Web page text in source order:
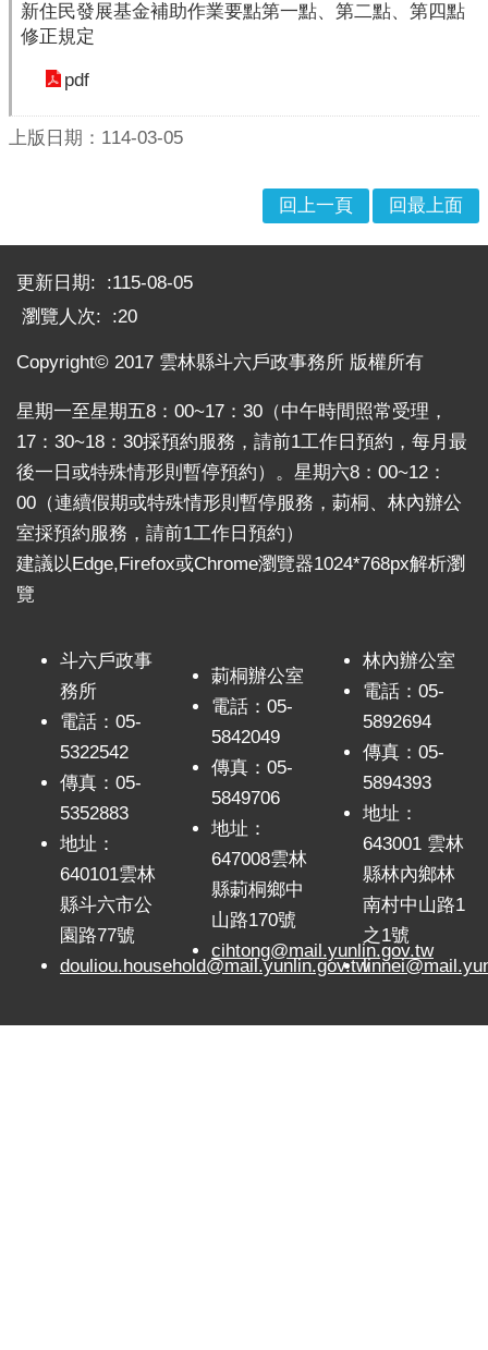
安
全
政
開
放
告
新住民發展基金補助作業要點第一點、第二點、第四點
修正規定
pdf
上版日期：114-03-05
回上一頁 回最上面
更新日期:
115-08-05
瀏覽人次:
20
Copyright© 2017 雲林縣斗六戶政事務所 版權所有
星期一至星期五8：00~17：30（中午時間照常受理，
17：30~18：30採預約服務，請前1工作日預約，每月最
後一日或特殊情形則暫停預約）。星期六8：00~12：
00（連續假期或特殊情形則暫停服務，莿桐、林內辦公
室採預約服務，請前1工作日預約）
建議以Edge,Firefox或Chrome瀏覽器1024*768px解析瀏
覽
斗六戶政事
務所
電話：05-
5322542
傳真：05-
5352883
地址：
640101雲林
縣斗六市公
園路77號
douliou.household@mail.yunlin.gov.tw
莿桐辦公室
電話：05-
5842049
傳真：05-
5849706
地址：
647008雲林
縣莿桐鄉中
山路170號
cihtong@mail.yunlin.gov.tw
林內辦公室
電話：05-
5892694
傳真：05-
5894393
地址：
643001 雲林
縣林內鄉林
南村中山路1
之1號